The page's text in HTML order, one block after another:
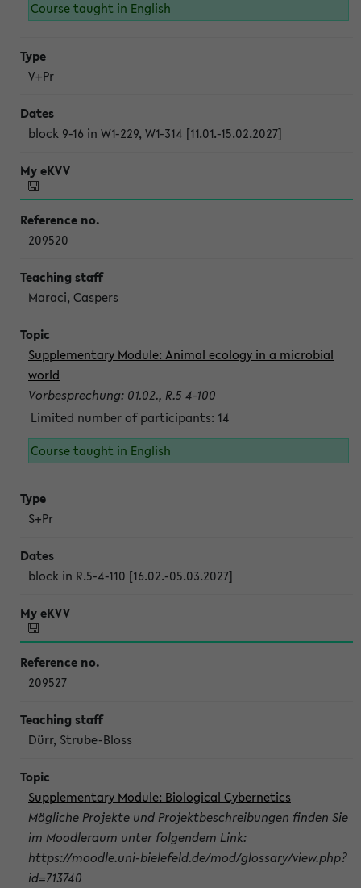
Course taught in English
V+Pr
block 9-16 in W1-229, W1-314 [11.01.-15.02.2027]
209520
Maraci, Caspers
Supplementary Module: Animal ecology in a microbial
world
Vorbesprechung: 01.02., R.5 4-100
Limited number of participants: 14
Course taught in English
S+Pr
block in R.5-4-110 [16.02.-05.03.2027]
209527
Dürr, Strube-Bloss
Supplementary Module: Biological Cybernetics
Mögliche Projekte und Projektbeschreibungen finden Sie
im Moodleraum unter folgendem Link:
https://moodle.uni-bielefeld.de/mod/glossary/view.php?
id=713740